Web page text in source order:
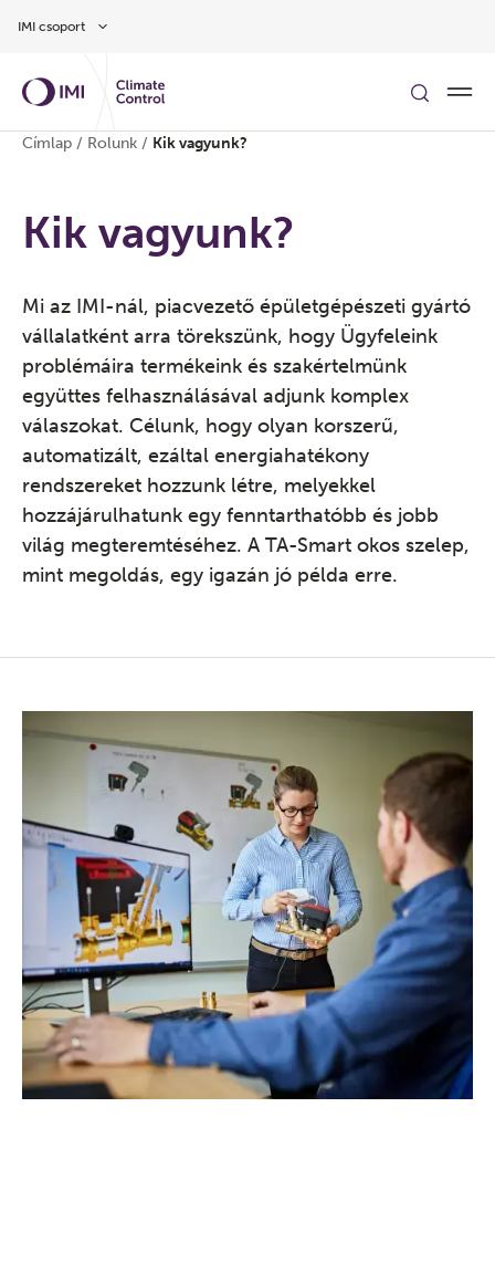
IMI csoport
Címlap / Rolunk / Kik vagyunk?
Kik vagyunk?
Mi az IMI-nál, piacvezető épületgépészeti gyártó
vállalatként arra törekszünk, hogy Ügyfeleink
problémáira termékeink és szakértelmünk
együttes felhasználásával adjunk komplex
válaszokat. Célunk, hogy olyan korszerű,
automatizált, ezáltal energiahatékony
rendszereket hozzunk létre, melyekkel
hozzájárulhatunk egy fenntarthatóbb és jobb
világ megteremtéséhez. A TA-Smart okos szelep,
mint megoldás, egy igazán jó példa erre.